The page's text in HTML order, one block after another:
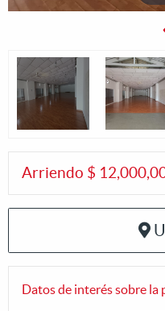
Arriendo $
Datos de interés sobre la